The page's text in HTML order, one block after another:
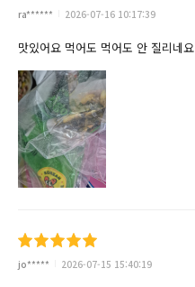
ra****** 2026-07-16 10:17:39
맛있어요 먹어도 먹어도 안 질리네요
jo***** 2026-07-15 15:40:19